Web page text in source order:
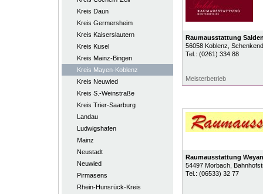
Kreis Daun
Kreis Germersheim
Kreis Kaiserslautern
Kreis Kusel
Kreis Mainz-Bingen
Kreis Mayen-Koblenz
Kreis Neuwied
Kreis S.-Weinstraße
Kreis Trier-Saarburg
Landau
Ludwigshafen
Mainz
Neustadt
Neuwied
Pirmasens
Rhein-Hunsrück-Kreis
Raumausstattung
56058 Koblenz ,
Tel.: (0261) 334 88
Meisterbetrieb
Raumausstattung
54497 Morbach,
Tel.: (06533) 32 77